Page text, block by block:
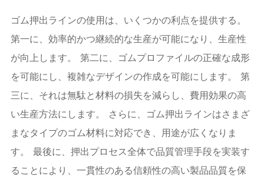
ゴム押出ラインの使用は、いくつかの利点を提供する。
第一に、効率的かつ継続的な生産が可能になり、生産性
が向上します。 第二に、ゴムプロファイルの正確な成形
を可能にし、複雑なデザインの作成を可能にします。 第
三に、それは無駄と材料の損失を減らし、費用効果の高
い生産方法にします。 さらに、ゴム押出ラインはさまざ
まなタイプのゴム材料に対応でき、用途が広くなりま
す。 最後に、押出プロセス全体で品質管理手段を実装す
ることにより、一貫性のある信頼性の高い製品品質を保